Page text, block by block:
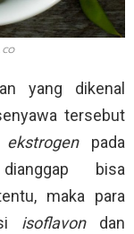
yang dikenal
tersebut
ekstrogen pada
bisa
maka para
isoflavon dan